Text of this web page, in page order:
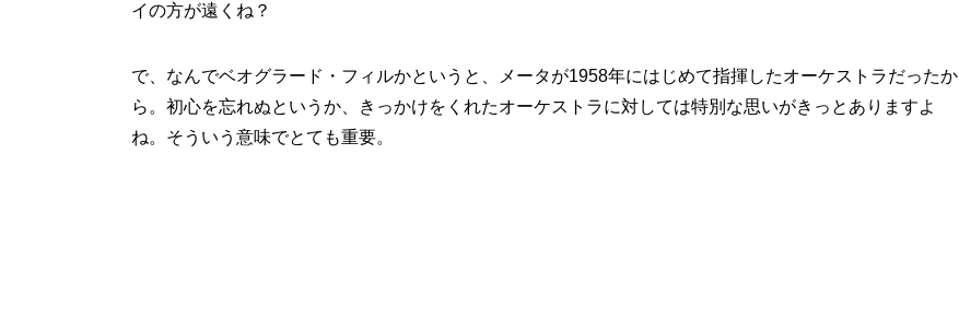
イの方が遠くね？
で、なんでベオグラード・フィルかというと、メータが1958年にはじめて指揮したオーケストラだったか
ら。初心を忘れぬというか、きっかけをくれたオーケストラに対しては特別な思いがきっとありますよ
ね。そういう意味でとても重要。